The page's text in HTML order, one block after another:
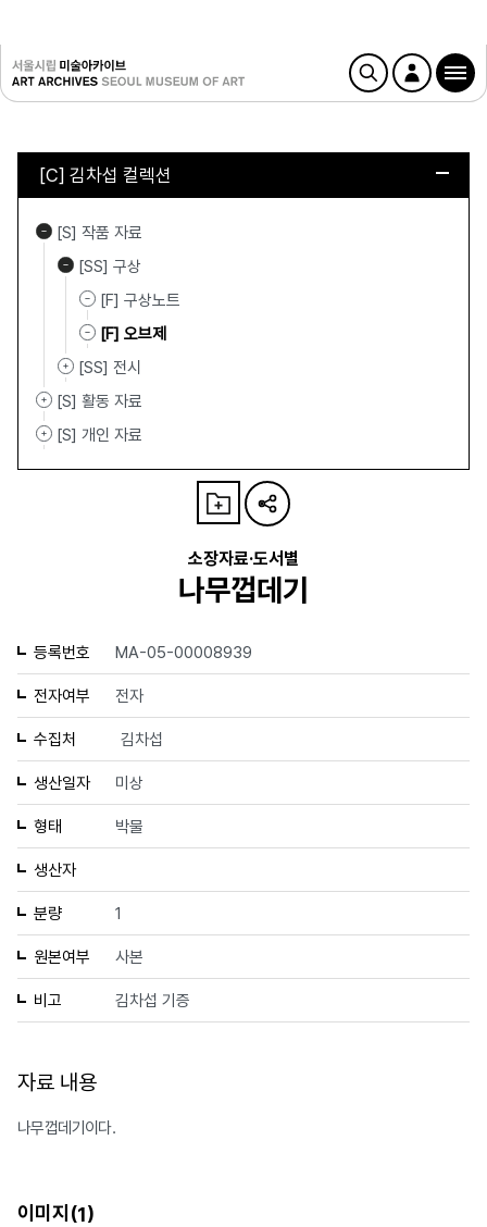
[C] 김차섭 컬렉션
[S] 작품 자료
[SS] 구상
[F] 구상노트
[F] 오브제
[SS] 전시
[S] 활동 자료
[S] 개인 자료
소장자료·도서별
나무껍데기
등록번호 MA-05-00008939
전자여부 전자
수집처 김차섭
생산일자 미상
형태 박물
생산자
분량 1
원본여부 사본
비고 김차섭 기증
자료 내용
나무껍데기이다.
이미지(1)